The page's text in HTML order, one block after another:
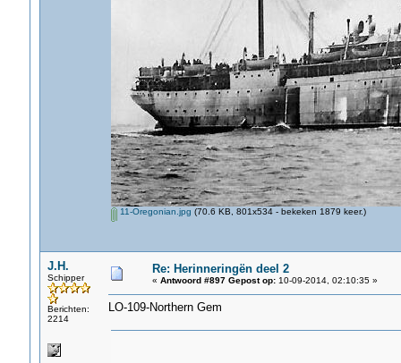
11-Oregonian.jpg (70.6 KB, 801x534 - bekeken 1879 keer.)
J.H.
Schipper
Berichten:
2214
Re: Herinneringën deel 2
« Antwoord #897 Gepost op:10-09-2014, 02:10:35 »
LO-109-Northern Gem